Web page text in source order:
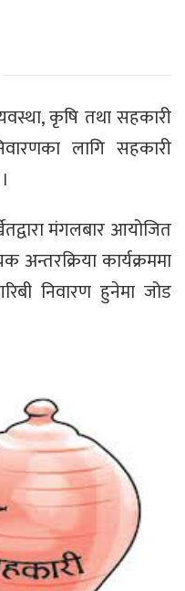
कृषि तथा सहकारी
लागि सहकारी
मंगलबार आयोजित
अन्तरक्रिया कार्यक्रममा
निवारण हुनेमा जोड